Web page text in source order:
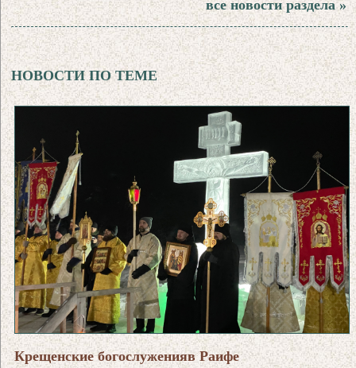
все новости раздела »
НОВОСТИ ПО ТЕМЕ
Крещенские богослуженияв Раифе